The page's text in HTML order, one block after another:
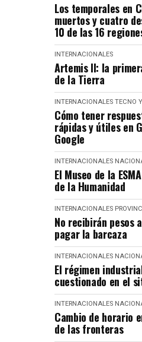
Los temporales en
muertos y cuatro
10 de las 16
INTERNACIONALES
Artemis II: la
de la Tierra
INTERNACIONALES TECNO
Cómo tener
rápidas y útiles en
Google
INTERNACIONALES
El Museo de la
de la Humanidad
INTERNACIONALES
No recibirán pesos
pagar la barcaza
INTERNACIONALES
El régimen
cuestionado en el
INTERNACIONALES
Cambio de horario
de las fronteras